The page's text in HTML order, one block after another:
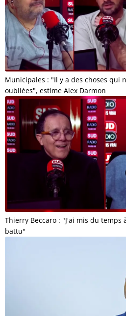
Municipales : "Il y a des choses qui
oubliées", estime Alex Darmon
Thierry Beccaro : "J'ai mis du
battu"